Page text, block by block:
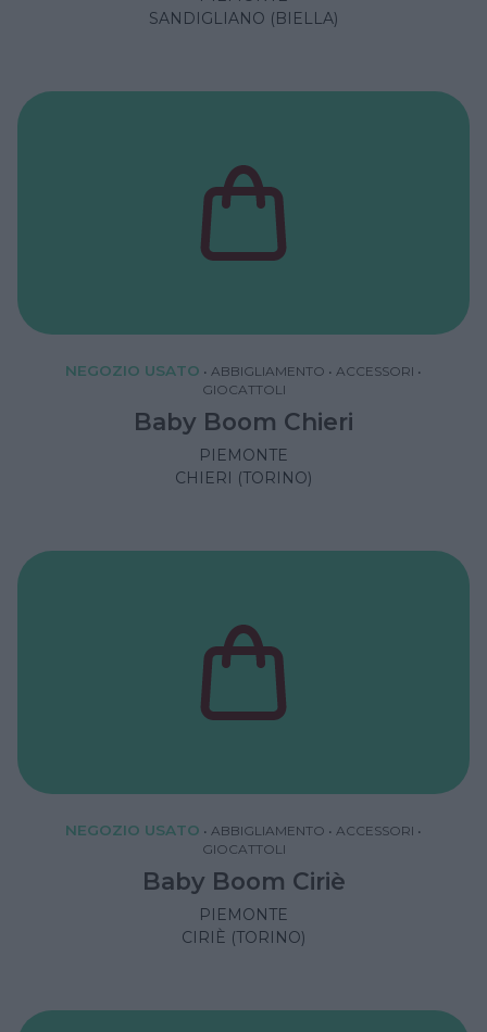
SANDIGLIANO (BIELLA)
NEGOZIO USATO • ABBIGLIAMENTO • ACCESSORI •
GIOCATTOLI
Baby Boom Chieri
PIEMONTE
CHIERI (TORINO)
NEGOZIO USATO • ABBIGLIAMENTO • ACCESSORI •
GIOCATTOLI
Baby Boom Ciriè
PIEMONTE
CIRIÈ (TORINO)